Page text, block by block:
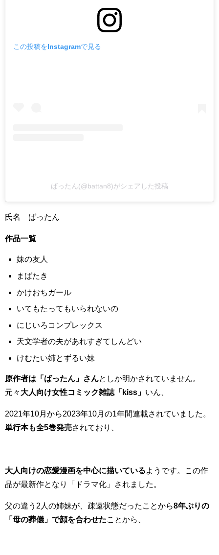
この投稿をInstagramで見る
ばったん(@battan8)がシェアした投稿
氏名 ばったん
作品一覧
妹の友人
まばたき
かけおちガール
いてもたってもいられないの
にじいろコンプレックス
天文学者の夫があれすぎてしんどい
けむたい姉とずるい妹
原作者は「ばったん」さん としか明かされていません。
元々 大人向け女性コミック雑誌「kiss」 いん、
2021年10月から2023年10月の1年間連載されていました。
単行本も全5巻発売されており、
大人向けの恋愛漫画を中心に描いている ようです。この作
品が最新作となり「ドラマ化」されました。
父の違う2人の姉妹が、疎遠状態だったことから8年ぶりの
「母の葬儀」で顔を合わせた ことから、